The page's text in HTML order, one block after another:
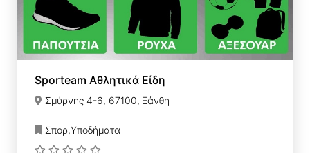
Sporteam Αθλητικά Είδη
Σμύρνης 4-6, 67100, Ξάνθη
Σπορ,Υποδήματα